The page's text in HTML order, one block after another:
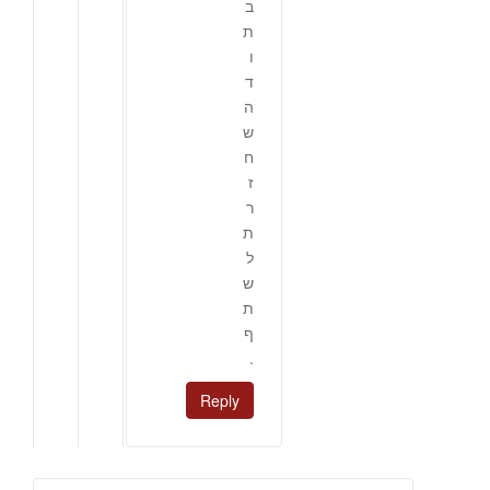
ב
ת
ו
ד
ה
ש
ח
ז
ר
ת
ל
ש
ת
ף
.
Reply